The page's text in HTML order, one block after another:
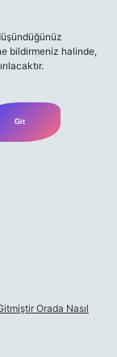
bildirmeniz halinde,
Orada Nasıl